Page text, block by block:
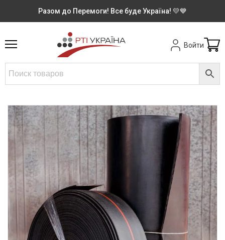
Разом до Перемоги! Все буде Україна! 💛💙
Войти